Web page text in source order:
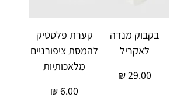
בקבוק מנדה
לאקריל
מחיר
קערת פלסטיק
להמסת ציפורניים
מלאכותיות
מחיר